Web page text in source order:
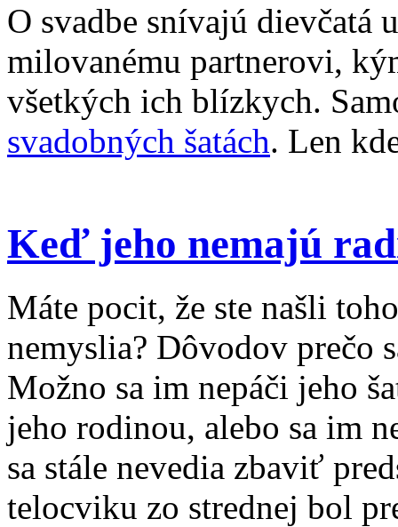
O svadbe snívajú dievčatá
milovanému partnerovi,
všetkých ich blízkych.
svadobných šatách. Len
Keď jeho nemajú
Máte pocit, že ste našli
nemyslia? Dôvodov prečo
Možno sa im nepáči jeho
jeho rodinou, alebo sa im
sa stále nevedia zbaviť
telocviku zo strednej bol